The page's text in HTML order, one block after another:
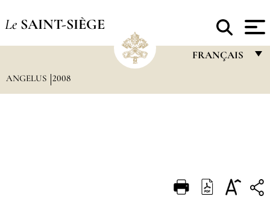
Le SAINT-SIÈGE
FRANÇAIS
DEUTSCH
ANGELUS 2008